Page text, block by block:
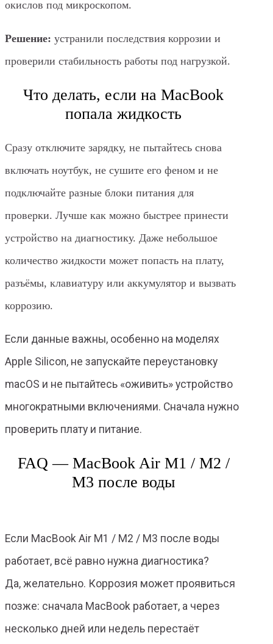
окислов под микроскопом.
Решение: устранили последствия коррозии и
проверили стабильность работы под нагрузкой.
Что делать, если на MacBook
попала жидкость
Сразу отключите зарядку, не пытайтесь снова
включать ноутбук, не сушите его феном и не
подключайте разные блоки питания для
проверки. Лучше как можно быстрее принести
устройство на диагностику. Даже небольшое
количество жидкости может попасть на плату,
разъёмы, клавиатуру или аккумулятор и вызвать
коррозию.
Если данные важны, особенно на моделях
Apple Silicon, не запускайте переустановку
macOS и не пытайтесь «оживить» устройство
многократными включениями. Сначала нужно
проверить плату и питание.
FAQ — MacBook Air M1 / M2 /
M3 после воды
Если MacBook Air M1 / M2 / M3 после воды
работает, всё равно нужна диагностика?
Да, желательно. Коррозия может проявиться
позже: сначала MacBook работает, а через
несколько дней или недель перестаёт